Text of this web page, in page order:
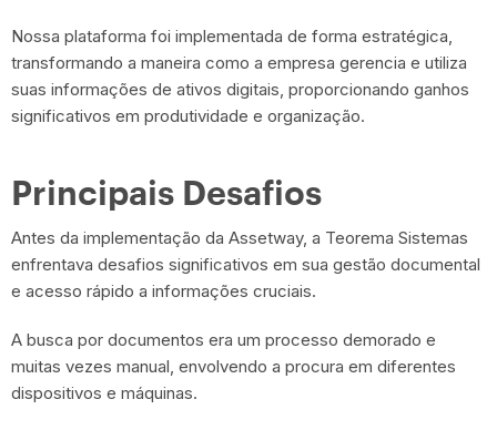
Nossa plataforma foi implementada de forma estratégica,
transformando a maneira como a empresa gerencia e utiliza
suas informações de ativos digitais, proporcionando ganhos
significativos em produtividade e organização.
Principais Desafios
Antes da implementação da Assetway, a Teorema Sistemas
enfrentava desafios significativos em sua gestão documental
e acesso rápido a informações cruciais.
A busca por documentos era um processo demorado e
muitas vezes manual, envolvendo a procura em diferentes
dispositivos e máquinas.